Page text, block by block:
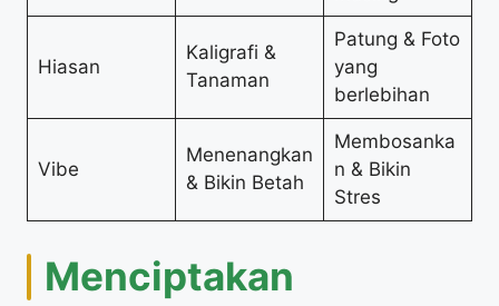
Hiasan
Kaligrafi &
Tanaman
Patung & Foto
yang
berlebihan
Vibe
Menenangkan
& Bikin Betah
Membosanka
n & Bikin
Stres
Menciptakan